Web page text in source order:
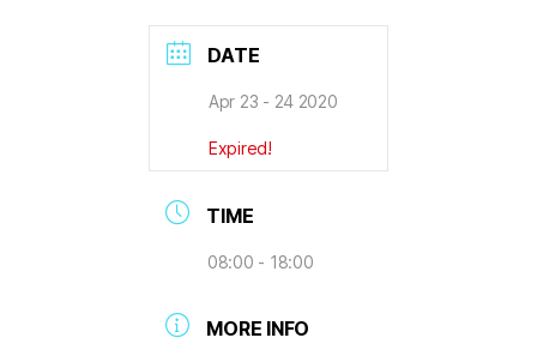
DATE
Apr 23 - 24 2020
Expired!
TIME
08:00 - 18:00
MORE INFO